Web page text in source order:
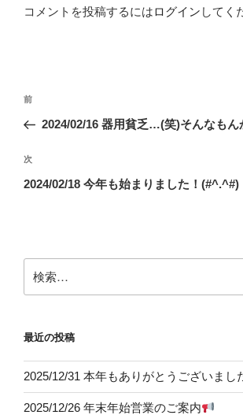
コメントを投稿するにはログイン してく
投
ナ
ビ
ゲ
ン
前
の
稿
前
2024/02/16 器用貧乏…(笑)そんなも
次
の
次
2024/02/18 今年も始まりました！(#^.^#)
索:
最近の投稿
2025/12/31 本年もありがとうございまし
2025/12/26 年末年始営業のご案内